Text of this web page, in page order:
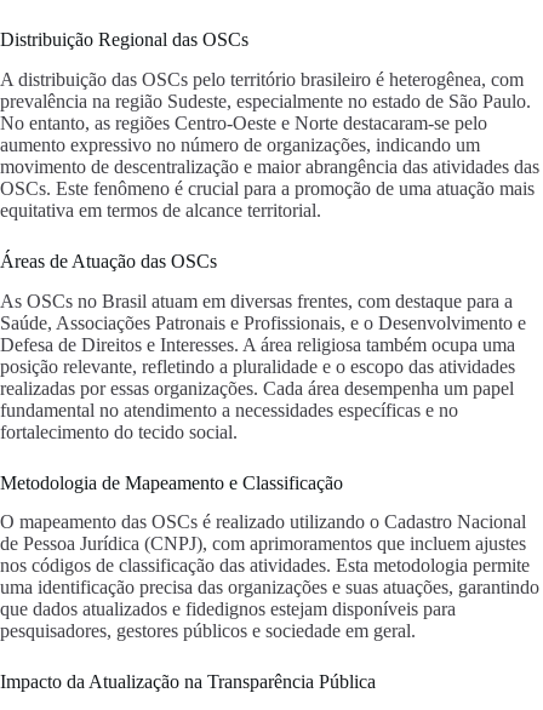
Distribuição Regional das OSCs
A distribuição das OSCs pelo território brasileiro é heterogênea, com
prevalência na região Sudeste, especialmente no estado de São Paulo.
No entanto, as regiões Centro-Oeste e Norte destacaram-se pelo
aumento expressivo no número de organizações, indicando um
movimento de descentralização e maior abrangência das atividades das
OSCs. Este fenômeno é crucial para a promoção de uma atuação mais
equitativa em termos de alcance territorial.
Áreas de Atuação das OSCs
As OSCs no Brasil atuam em diversas frentes, com destaque para a
Saúde, Associações Patronais e Profissionais, e o Desenvolvimento e
Defesa de Direitos e Interesses. A área religiosa também ocupa uma
posição relevante, refletindo a pluralidade e o escopo das atividades
realizadas por essas organizações. Cada área desempenha um papel
fundamental no atendimento a necessidades específicas e no
fortalecimento do tecido social.
Metodologia de Mapeamento e Classificação
O mapeamento das OSCs é realizado utilizando o Cadastro Nacional
de Pessoa Jurídica (CNPJ), com aprimoramentos que incluem ajustes
nos códigos de classificação das atividades. Esta metodologia permite
uma identificação precisa das organizações e suas atuações, garantindo
que dados atualizados e fidedignos estejam disponíveis para
pesquisadores, gestores públicos e sociedade em geral.
Impacto da Atualização na Transparência Pública